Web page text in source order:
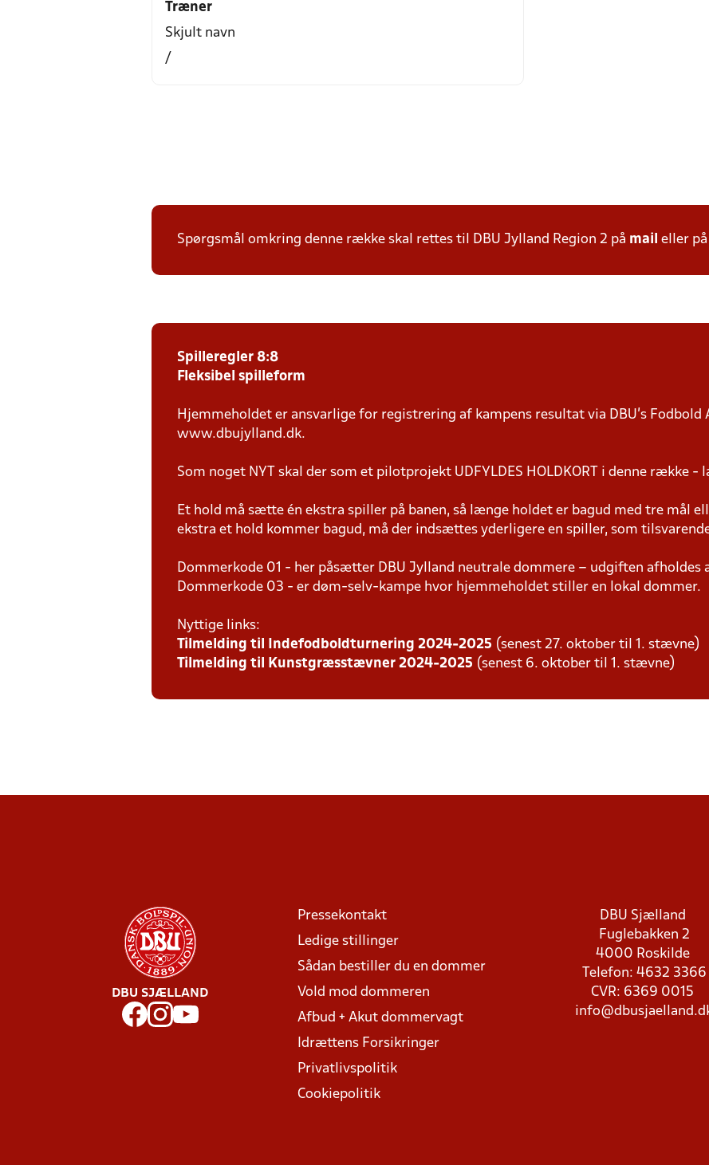
Træner
Skjult navn
/
Spørgsmål omkring denne række skal rettes til DBU Jylland Region 2 på mail eller
Spilleregler 8:8
Fleksibel spilleform
Hjemmeholdet er ansvarlige for registrering af kampens resultat via DBU’s Fodbold
www.dbujylland.dk.
Som noget NYT skal der som et pilotprojekt UDFYLDES HOLDKORT i denne række -
Et hold må sætte én ekstra spiller på banen, så længe holdet er bagud med tre mål
ekstra et hold kommer bagud, må der indsættes yderligere en spiller, som
Dommerkode 01 - her påsætter DBU Jylland neutrale dommere – udgiften afholdes
Dommerkode 03 - er døm-selv-kampe hvor hjemmeholdet stiller en lokal dommer.
Nyttige links:
Tilmelding til Indefodboldturnering 2024-2025 (senest 27. oktober til 1. stævne)
Tilmelding til Kunstgræsstævner 2024-2025 (senest 6. oktober til 1. stævne)
DBU SJÆLLAND
Pressekontakt
Ledige stillinger
Sådan bestiller du en dommer
Vold mod dommeren
Afbud + Akut dommervagt
Idrættens Forsikringer
Privatlivspolitik
Cookiepolitik
DBU Sjælland
Fuglebakken 2
4000 Roskilde
Telefon: 4632 3366
CVR: 6369 0015